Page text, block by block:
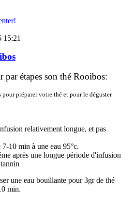
15:21
par étapes son thé Rooibos:
préparer votre thé et pour le déguster
relativement longue, et pas
10 min à une eau 95°c.
après une longue période d'infusion
une eau bouillante pour 3gr de thé
min.